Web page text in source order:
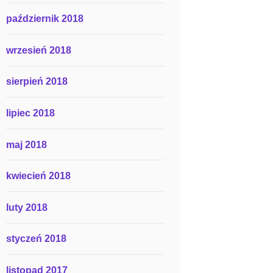
październik 2018
wrzesień 2018
sierpień 2018
lipiec 2018
maj 2018
kwiecień 2018
luty 2018
styczeń 2018
listopad 2017